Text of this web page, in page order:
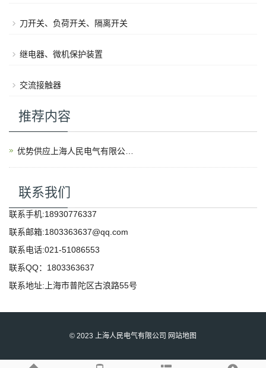
刀开关、负荷开关、隔离开关
继电器、微机保护装置
交流接触器
推荐内容
优势供应上海人民电气有限公司产品
联系我们
联系手机:18930776337
联系邮箱:1803363637@qq.com
联系电话:021-51086553
联系QQ：1803363637
联系地址:上海市普陀区古浪路55号
©️ 2023 上海人民电气有限公司 网站地图